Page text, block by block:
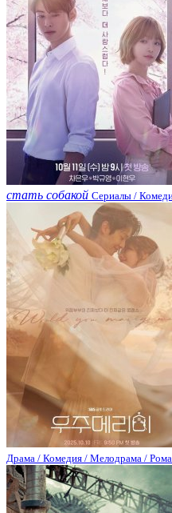
стать собакой Сериалы /
Драма / Комедия / Мелодрама /